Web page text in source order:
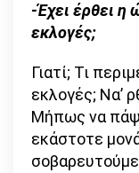
-Έχει έρθει η
εκλογές;
Γιατί; Τι
εκλογές; Να’
Μήπως να
εκάστοτε